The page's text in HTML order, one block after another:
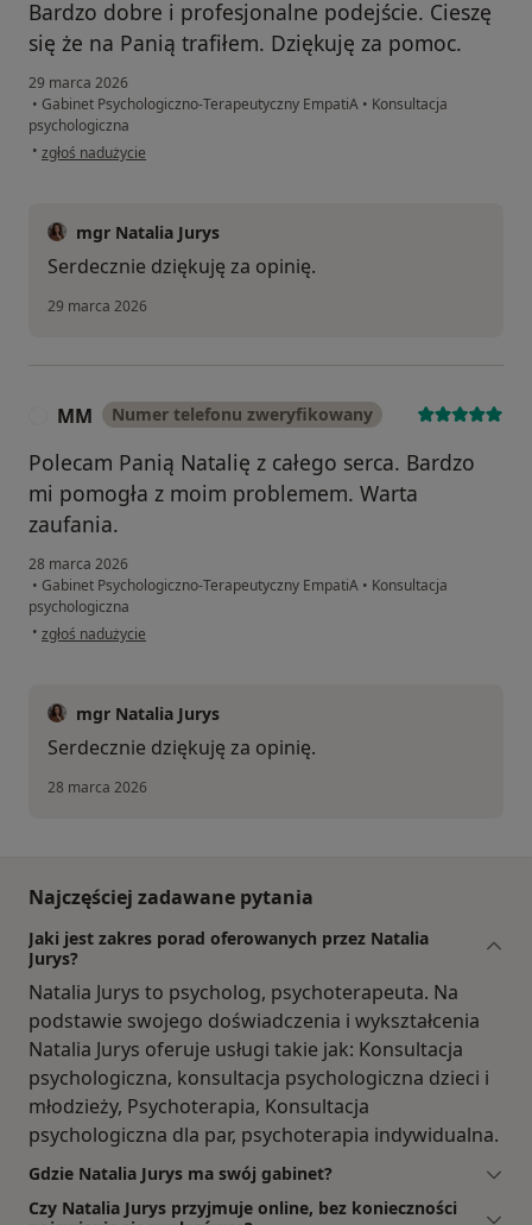
Bardzo dobre i profesjonalne podejście. Cieszę
się że na Panią trafiłem. Dziękuję za pomoc.
29 marca 2026
• Gabinet Psychologiczno-Terapeutyczny EmpatiA • Konsultacja
psychologiczna
• w opinii użytkownika Dawid
zgłoś nadużycie
mgr Natalia Jurys
Serdecznie dziękuję za opinię.
29 marca 2026
MM Numer telefonu zweryfikowany
Polecam Panią Natalię z całego serca. Bardzo
mi pomogła z moim problemem. Warta
zaufania.
28 marca 2026
• Gabinet Psychologiczno-Terapeutyczny EmpatiA • Konsultacja
psychologiczna
• w opinii użytkownika MM
zgłoś nadużycie
mgr Natalia Jurys
Serdecznie dziękuję za opinię.
28 marca 2026
Najczęściej zadawane pytania
Jaki jest zakres porad oferowanych przez Natalia
Jurys?
Natalia Jurys to psycholog, psychoterapeuta. Na
podstawie swojego doświadczenia i wykształcenia
Natalia Jurys oferuje usługi takie jak: Konsultacja
psychologiczna, konsultacja psychologiczna dzieci i
młodzieży, Psychoterapia, Konsultacja
psychologiczna dla par, psychoterapia indywidualna.
Gdzie Natalia Jurys ma swój gabinet?
Czy Natalia Jurys przyjmuje online, bez konieczności